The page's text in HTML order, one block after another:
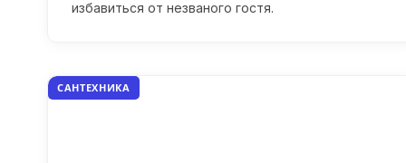
избавиться от незваного гостя.
САНТЕХНИКА